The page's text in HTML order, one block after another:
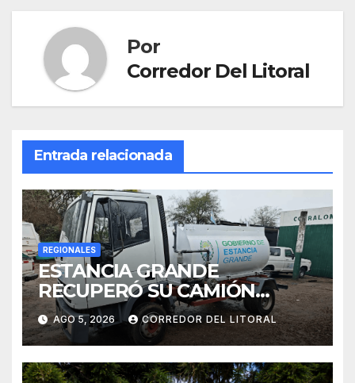
Por
Corredor Del Litoral
Entrada relacionada
REGIONALES
ESTANCIA GRANDE
RECUPERÓ SU CAMIÓN
ATMOSFÉRICO Y MEJORARÁ
EL SERVICIO DE
SANEAMIENTO PARA LOS
VECINOS
AGO 5, 2026 CORREDOR DEL LITORAL